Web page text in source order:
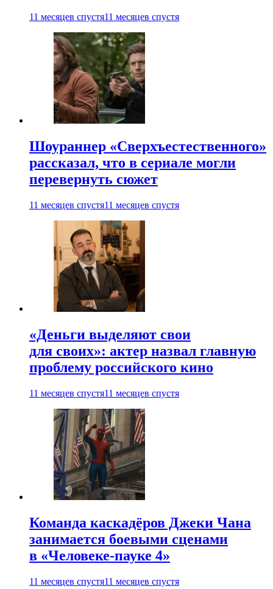
11 месяцев спустя11 месяцев спустя
Шоураннер «Сверхъестественного»
рассказал, что в сериале могли
перевернуть сюжет
11 месяцев спустя11 месяцев спустя
«Деньги выделяют свои
для своих»: актер назвал главную
проблему российского кино
11 месяцев спустя11 месяцев спустя
Команда каскадёров Джеки Чана
занимается боевыми сценами
в «Человеке-пауке 4»
11 месяцев спустя11 месяцев спустя